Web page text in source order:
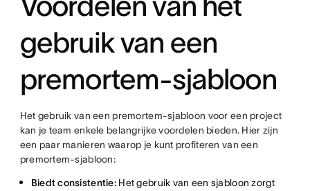
gebruik van een
premortem-sjabloon
Het gebruik van een premortem-sjabloon voor een project
kan je team enkele belangrijke voordelen bieden. Hier zijn
een paar manieren waarop je kunt profiteren van een
premortem-sjabloon:
Biedt consistentie: Het gebruik van een sjabloon zorgt